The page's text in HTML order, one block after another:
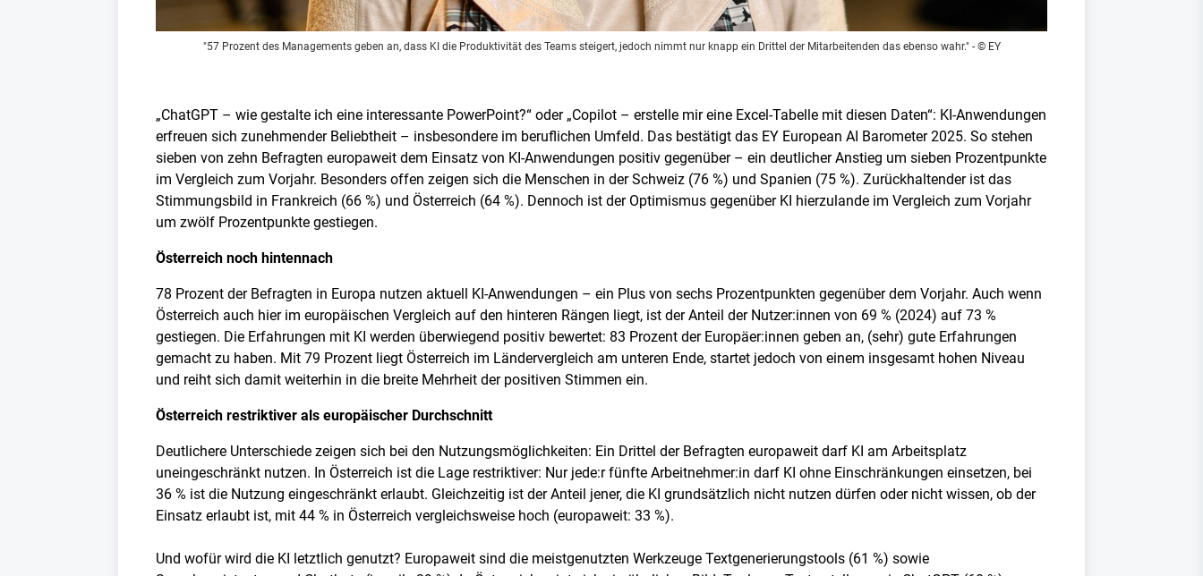
"57 Prozent des Managements geben an, dass KI die Produktivität des Teams steigert, jedoch nimmt nur knapp ein Drittel der Mitarbeitenden das ebenso wahr."- © EY
„ChatGPT – wie gestalte ich eine interessante PowerPoint?“ oder „Copilot – erstelle mir eine Excel-Tabelle mit diesen Daten“: KI-Anwendungen
erfreuen sich zunehmender Beliebtheit – insbesondere im beruflichen Umfeld. Das bestätigt das EY European AI Barometer 2025. So stehen
sieben von zehn Befragten europaweit dem Einsatz von KI-Anwendungen positiv gegenüber – ein deutlicher Anstieg um sieben Prozentpunkte
im Vergleich zum Vorjahr. Besonders offen zeigen sich die Menschen in der Schweiz (76 %) und Spanien (75 %). Zurückhaltender ist das
Stimmungsbild in Frankreich (66 %) und Österreich (64 %). Dennoch ist der Optimismus gegenüber KI hierzulande im Vergleich zum Vorjahr
um zwölf Prozentpunkte gestiegen.
Österreich noch hintennach
78 Prozent der Befragten in Europa nutzen aktuell KI-Anwendungen – ein Plus von sechs Prozentpunkten gegenüber dem Vorjahr. Auch wenn
Österreich auch hier im europäischen Vergleich auf den hinteren Rängen liegt, ist der Anteil der Nutzer:innen von 69 % (2024) auf 73 %
gestiegen. Die Erfahrungen mit KI werden überwiegend positiv bewertet: 83 Prozent der Europäer:innen geben an, (sehr) gute Erfahrungen
gemacht zu haben. Mit 79 Prozent liegt Österreich im Ländervergleich am unteren Ende, startet jedoch von einem insgesamt hohen Niveau
und reiht sich damit weiterhin in die breite Mehrheit der positiven Stimmen ein.
Österreich restriktiver als europäischer Durchschnitt
Deutlichere Unterschiede zeigen sich bei den Nutzungsmöglichkeiten: Ein Drittel der Befragten europaweit darf KI am Arbeitsplatz
uneingeschränkt nutzen. In Österreich ist die Lage restriktiver: Nur jede:r fünfte Arbeitnehmer:in darf KI ohne Einschränkungen einsetzen, bei
36 % ist die Nutzung eingeschränkt erlaubt. Gleichzeitig ist der Anteil jener, die KI grundsätzlich nicht nutzen dürfen oder nicht wissen, ob der
Einsatz erlaubt ist, mit 44 % in Österreich vergleichsweise hoch (europaweit: 33 %).
Und wofür wird die KI letztlich genutzt? Europaweit sind die meistgenutzten Werkzeuge Textgenerierungstools (61 %) sowie